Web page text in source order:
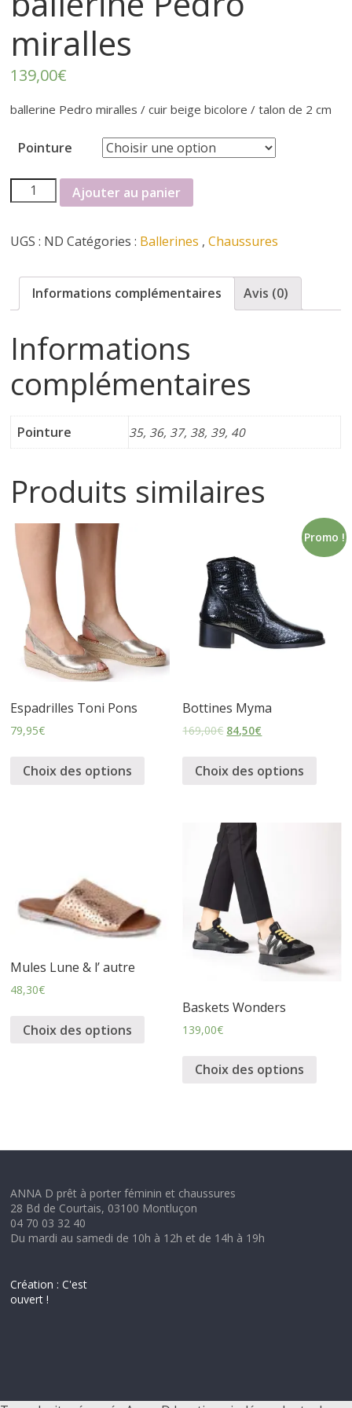
t
e
r
f
m
i
n
i
n
e
t
c
h
a
u
s
s
e
s
miralles
139,00€
ballerine Pedro miralles / cuir beige bicolore / talon de 2 cm
Pointure
quantité
de
Pedro
Ajouter au panier
UGS : ND Catégories : Ballerines ,Chaussures
Informations complémentaires Avis (0)
Informations
complémentaires
Pointure 35, 36, 37, 38, 39, 40
Produits similaires
Espadrilles Toni Pons
79,95€
Choix des options
Promo !
Bottines Myma
169,00€ 84,50€
Choix des options
Mules Lune & l’ autre
48,30€
Choix des options
Baskets Wonders
139,00€
Choix des options
ANNA D prêt à porter féminin et chaussures
28 Bd de Courtais, 03100 Montluçon
04 70 03 32 40
Du mardi au samedi de 10h à 12h et de 14h à 19h
Création : C'est
ouvert !